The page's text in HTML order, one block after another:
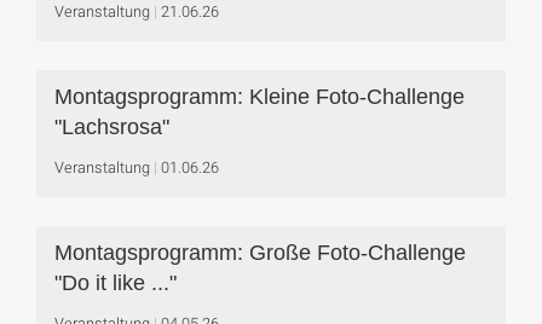
Veranstaltung 21.06.26
Montagsprogramm: Kleine Foto-Challenge
"Lachsrosa"
Veranstaltung 01.06.26
Montagsprogramm: Große Foto-Challenge
"Do it like ..."